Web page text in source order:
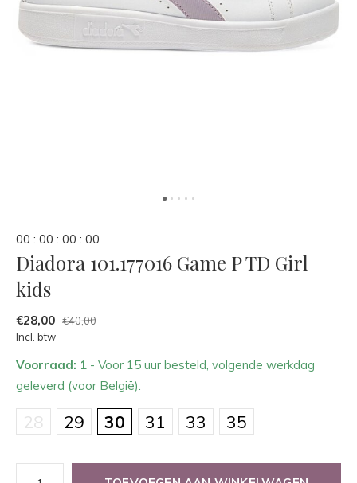
00 : 00 : 00 : 00
Diadora 101.177016 Game P TD Girl
kids
€28,00 €40,00
Incl. btw
Voorraad: 1 - Voor 15 uur besteld, volgende werkdag
geleverd (voor België).
28 29 30 31 33 35